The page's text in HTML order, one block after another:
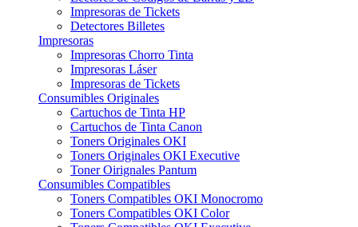
Impresoras de Tickets
Detectores Billetes
Impresoras
Impresoras Chorro Tinta
Impresoras Láser
Impresoras de Tickets
Consumibles Originales
Cartuchos de Tinta HP
Cartuchos de Tinta Canon
Toners Originales OKI
Toners Originales OKI Executive
Toner Oirignales Pantum
Consumibles Compatibles
Toners Compatibles OKI Monocromo
Toners Compatibles OKI Color